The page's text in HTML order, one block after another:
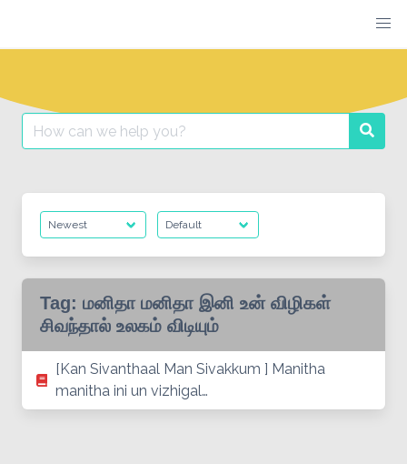
content
Search
for:
Tag: மனிதா மனிதா இனி உன் விழிகள்
சிவந்தால் உலகம் விடியும்
[Kan Sivanthaal Man Sivakkum ] Manitha
manitha ini un vizhigal…